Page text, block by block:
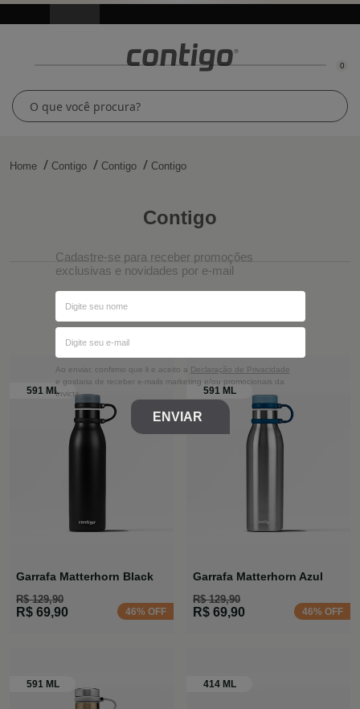
0
Home Contigo Contigo Contigo
contigo
Filtros
Garrafa Matterhorn Black
R$ 129,90
R$ 69,90 46% OFF
Garrafa Matterhorn Azul
R$ 129,90
R$ 69,90 46% OFF
Cadastre-se para receber promoções
exclusivas e novidades por e-mail
Ao enviar, confirmo que li e aceito a Declaração de Privacidade
e gostaria de receber e-mails marketing e/ou promocionais da
Invicta
ENVIAR